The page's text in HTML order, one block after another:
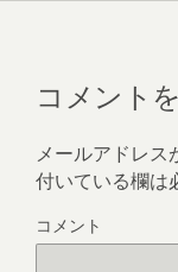
コメント
メールアドレス
付いている欄は
コメント